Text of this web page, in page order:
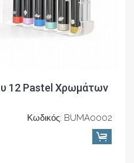
12 Pastel Χρωμάτων
Κωδικός: BUMA0002